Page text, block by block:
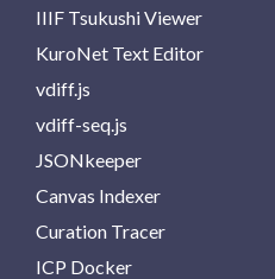
IIIF Tsukushi Viewer
KuroNet Text Editor
vdiff.js
vdiff-seq.js
JSONkeeper
Canvas Indexer
Curation Tracer
ICP Docker